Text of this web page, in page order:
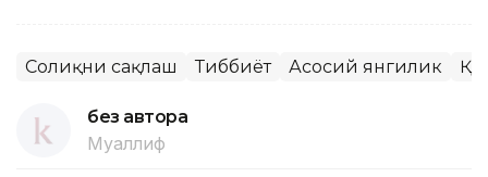
Соғлиқни сақлаш Тиббиёт Асосий янгилик ҚР
без автора
Муаллиф